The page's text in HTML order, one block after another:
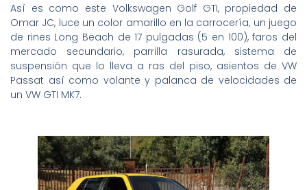
Así es como este Volkswagen Golf GTI, propiedad de
Omar JC, luce un color amarillo en la carrocería, un juego
de rines Long Beach de 17 pulgadas (5 en 100), faros del
mercado secundario, parrilla rasurada, sistema de
suspensión que lo lleva a ras del piso, asientos de VW
Passat así como volante y palanca de velocidades de
un VW GTI MK7.